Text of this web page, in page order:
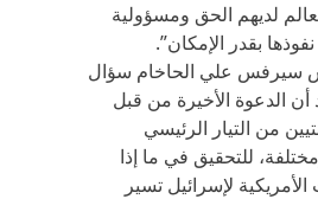
لديهم الحق ومسؤولية
بقدر الإمكان”‪.‬
سيرفس علي الحاخام سؤال
أن الدعوة الأخيرة من قبل
من التيار الرئيسي
للتحقيق في ما إذا
لإسرائيل تسير